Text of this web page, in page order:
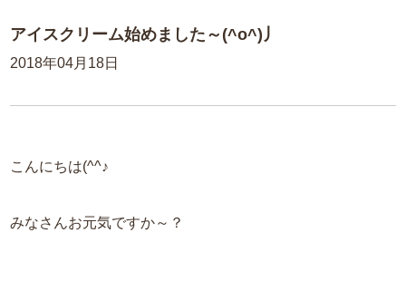
アイスクリーム始めました～(^o^)丿
2018年04月18日
こんにちは(^^♪
みなさんお元気ですか～？